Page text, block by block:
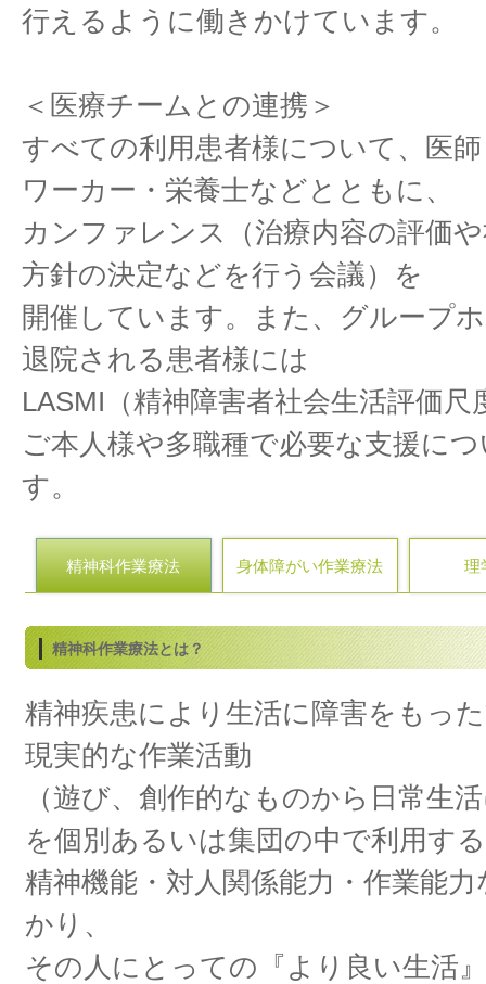
行えるように働きかけています。
＜医療チームとの連携＞
すべての利用患者様について、医
ワーカー・栄養士などとともに、
カンファレンス（治療内容の評価
方針の決定などを行う会議）を
開催しています。また、グループ
退院される患者様には
LASMI（精神障害者社会生活評価尺
ご本人様や多職種で必要な支援に
す。
精神科作業療法 身体障がい作業療法 理
精神科作業療法とは？
精神疾患により生活に障害をもっ
現実的な作業活動
（遊び、創作的なものから日常生
を個別あるいは集団の中で利用す
精神機能・対人関係能力・作業能
かり、
その人にとっての『より良い生活